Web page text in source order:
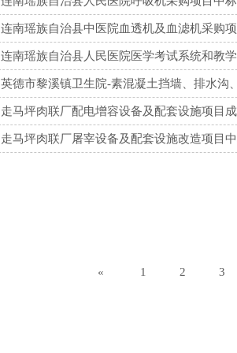
连南瑶族自治县中医院血透机及血滤机采购
连南瑶族自治县人民医院医学考试系统和教
英德市黎溪镇卫生院-素混凝土挡墙、排水沟
走马坪肉联厂配电增容设备及配套设施项目
走马坪肉联厂屠宰设备及配套设施改造项目
« 1 2 3